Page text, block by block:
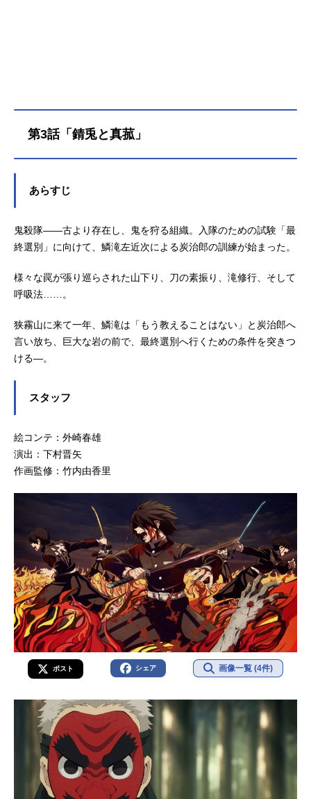
第3話「錆兎と真菰」
あらすじ
鬼殺隊――古より存在し、鬼を狩る組織。入隊のための試験「最
終選別」に向けて、鱗滝左近次による炭治郎の訓練が始まった。
様々な罠が張り巡らされた山下り、刀の素振り、滝修行、そして
呼吸法……。
狭霧山に来て一年、鱗滝は「もう教えることはない」と炭治郎へ
言い放ち、巨大な岩の前で、最終選別へ行くための条件を突きつ
ける―。
スタッフ
絵コンテ：外崎春雄
演出：下村晋矢
作画監修：竹内由香里
ポスト シェア 画像一覧 (4件)